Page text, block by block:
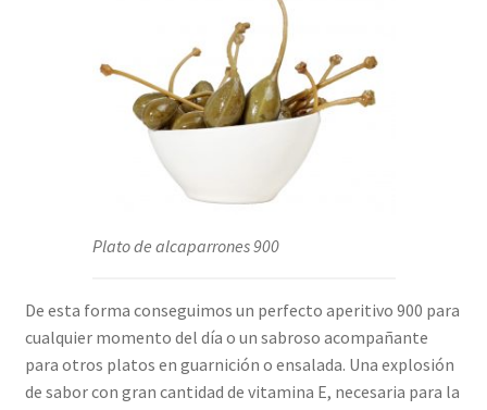
Plato de alcaparrones 900
De esta forma conseguimos un perfecto aperitivo 900 para
cualquier momento del día o un sabroso acompañante
para otros platos en guarnición o ensalada. Una explosión
de sabor con gran cantidad de vitamina E, necesaria para la